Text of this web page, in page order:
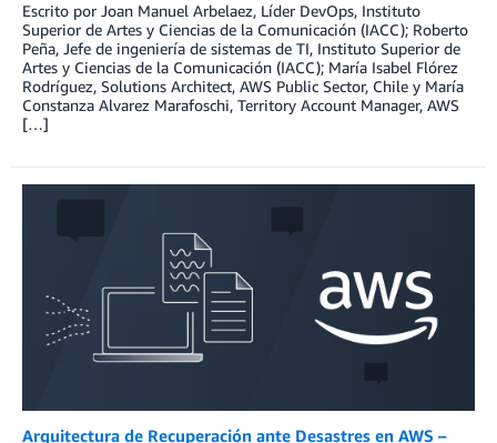
Escrito por Joan Manuel Arbelaez, Líder DevOps, Instituto
Superior de Artes y Ciencias de la Comunicación (IACC); Roberto
Peña, Jefe de ingeniería de sistemas de TI, Instituto Superior de
Artes y Ciencias de la Comunicación (IACC); María Isabel Flórez
Rodríguez, Solutions Architect, AWS Public Sector, Chile y María
Constanza Alvarez Marafoschi, Territory Account Manager, AWS
[…]
Arquitectura de Recuperación ante Desastres en AWS –